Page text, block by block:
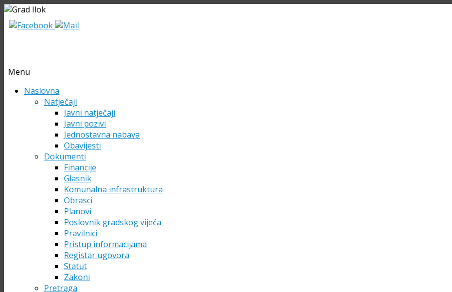
Menu
Skip Naslovna
Natječaji
Javni natječaji
Javni pozivi
Jednostavna nabava
Obavijesti
Dokumenti
Financije
Glasnik
Komunalna infrastruktura
Obrasci
Planovi
Poslovnik gradskog vijeća
Pravilnici
Pristup informacijama
Registar ugovora
Statut
Zakoni
Pretraga